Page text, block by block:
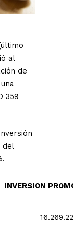
al
de
359
del
INVERSION